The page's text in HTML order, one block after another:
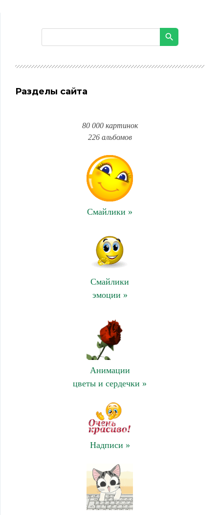
Разделы сайта
80 000 картинок
226 альбомов
Смайлики »
Смайлики
эмоции »
Анимации
цветы и сердечки »
Надписи »